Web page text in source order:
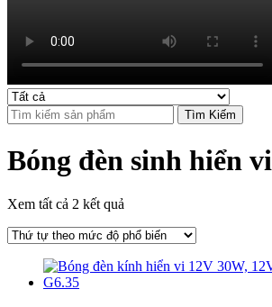
Tìm Kiếm
Bóng đèn sinh hiển vi
Xem tất cả 2 kết quả